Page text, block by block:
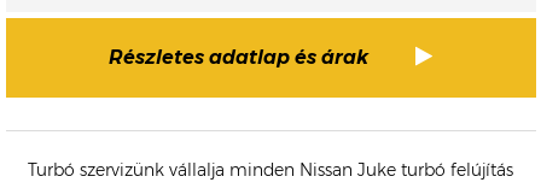
Részletes adatlap és árak
Turbó szervizünk vállalja minden Nissan Juke turbó felújítás